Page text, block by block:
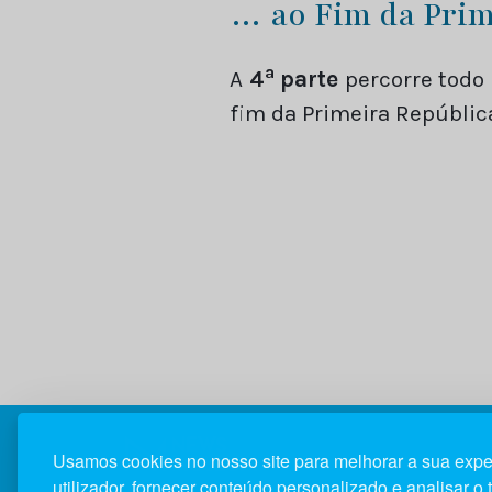
Usamos cookies no nosso site para melhorar a sua
… ao Fim da
A 4a parte percorre
fim da Primeira